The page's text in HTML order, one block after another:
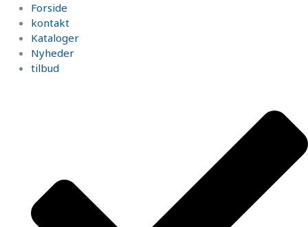
Forside
kontakt
Kataloger
Nyheder
tilbud